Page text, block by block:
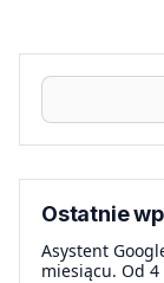
Ostatnie
Asystent
miesiącu. Od